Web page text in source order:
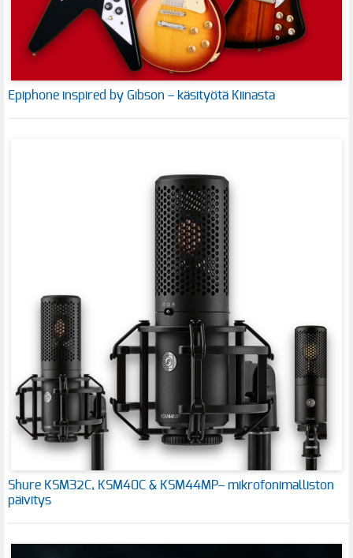
Epiphone inspired by Gibson – käsityötä Kiinasta
Shure KSM32C, KSM40C & KSM44MP– mikrofonimalliston
päivitys